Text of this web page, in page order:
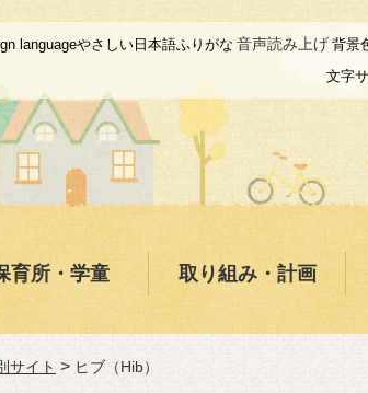
languageやさしい日本語ふりがな 音声読み上げ 背景
文字
育所・学童 取り組み・計画
サイト > ヒブ（Hib）